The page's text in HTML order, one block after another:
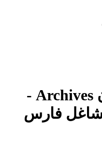
بازسازی ساختمان Archives -
فارس